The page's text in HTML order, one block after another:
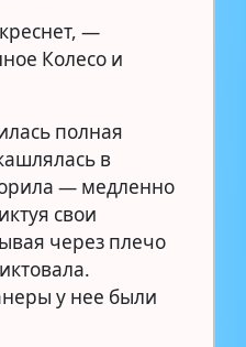
—
Колесо и
полная
в
— медленно
свои
через плечо
у нее были